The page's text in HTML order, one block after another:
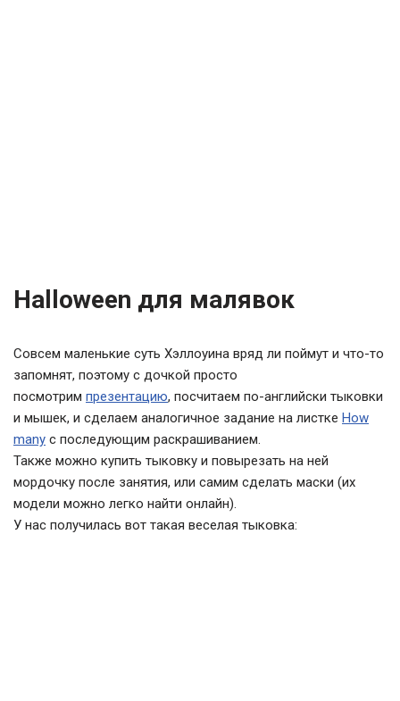
Halloween для малявок
Совсем маленькие суть Хэллоуина вряд ли поймут и что-то
запомнят, поэтому с дочкой просто
посмотрим презентацию, посчитаем по-английски тыковки
и мышек, и сделаем аналогичное задание на листке How
many с последующим раскрашиванием.
Также можно купить тыковку и повырезать на ней
мордочку после занятия, или самим сделать маски (их
модели можно легко найти онлайн).
У нас получилась вот такая веселая тыковка: